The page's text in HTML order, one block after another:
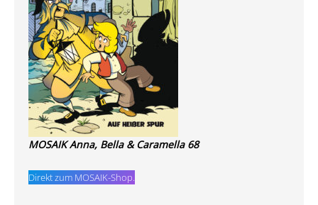
MOSAIK Anna, Bella & Caramella 68
Direkt zum MOSAIK-Shop.